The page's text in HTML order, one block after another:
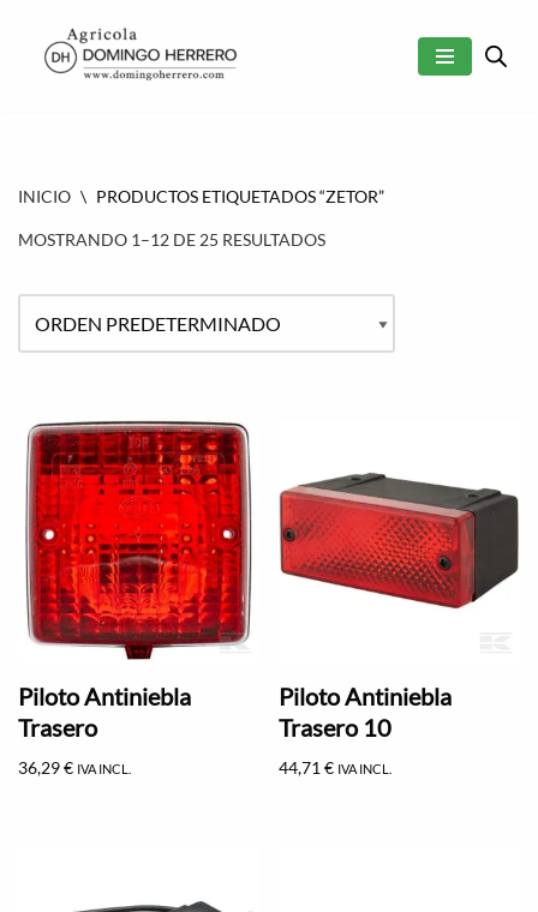
SALTAR
INICIO \ PRODUCTOS ETIQUETADOS “ZETOR”
MOSTRANDO 1–12 DE 25 RESULTADOS
Piloto Antiniebla
Trasero
36,29€ IVA INCL.
Piloto Antiniebla
Trasero 10
44,71€ IVA INCL.